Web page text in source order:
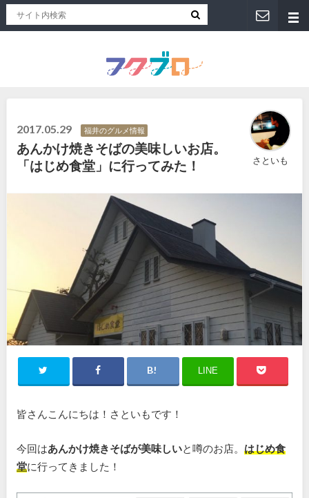
2017.05.29 福井のグルメ情報
あんかけ焼きそばの美味しいお店。
「はじめ食堂」に行ってみた！
さといも
LINE
皆さんこんにちは！さといもです！
今回はあんかけ焼きそばが美味しいと噂のお店。 はじめ食
堂に行ってきました！